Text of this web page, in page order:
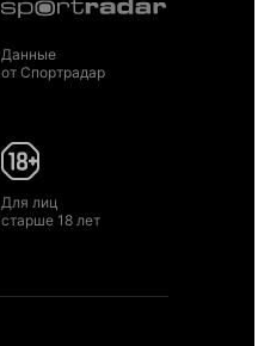
Данные
от Спортрадар
Для лиц
старше 18 лет